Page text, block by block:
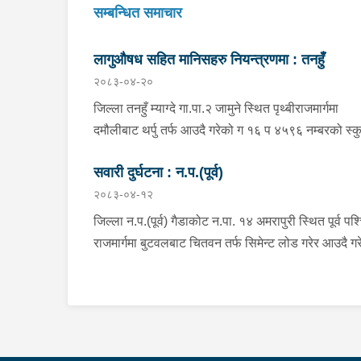
सम्बन्धित समाचार
लागुऔषध सहित मानिसहरु नियन्त्रणमा : तनहुँ
२०८३-०४-२०
जिल्ला तनहुँ म्याग्दे गा.पा.२ जामुने स्थित पृथ्बीराजमार्गमा
दमौलीबाट थर्पु तर्फ आउदै गरेको ग १६ प ४५९६ नम्बरको
को अमन पौडेल र निजको साथी ऐ.५ बस्ने बर्ष ३४ को नरजंग
राना स्कुटर रोकी सर्भिस लेनमा बसीरहेको अबस्थामा थर्पुबाट
खटिएको प्रहरी टोलिले शंकास्पद लागि चेकजाँच गर्ने क्रममा
निज अमन पौडेलको साथबाट र स्कुटरको डिक्की भित्रबाट
सवारी दुर्घटना : न.प.(पूर्व)
२०८३-०४-१२
जिल्ला न.प.(पूर्व) गैडाकोट न.पा. १४ अमरापुरी स्थित पूर्व
राजमार्गमा बुटवलबाट चितवन तर्फ सिमेन्ट लोड गरेर आउदै